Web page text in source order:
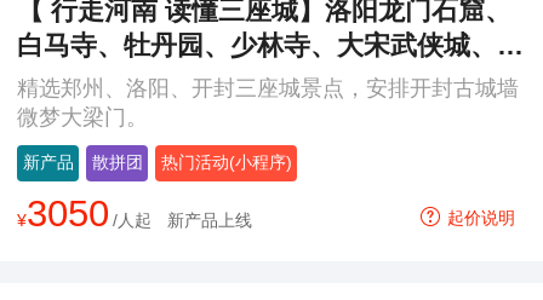
【 行走河南 读懂三座城】洛阳龙门石窟、
白马寺、牡丹园、少林寺、大宋武侠城、开
封府纯玩双飞4日游
精选郑州、洛阳、开封三座城景点，安排开封古城墙
微梦大梁门。
新产品 散拼团 热门活动(小程序)
¥3050 /人起 新产品上线 起价说明